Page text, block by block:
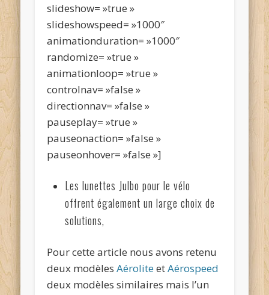
slideshow= »true »
slideshowspeed= »1000″
animationduration= »1000″
randomize= »true »
animationloop= »true »
controlnav= »false »
directionnav= »false »
pauseplay= »true »
pauseonaction= »false »
pauseonhover= »false »]
Les lunettes Julbo pour le vélo
offrent également un large choix de
solutions,
Pour cette article nous avons retenu
deux modèlesAéroliteetAérospeed
deux modèles similaires mais l’un